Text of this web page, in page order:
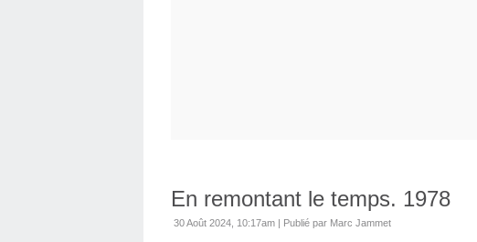
En remontant le temps. 1978
30 Août 2024, 10:17am | Publié par Marc Jammet